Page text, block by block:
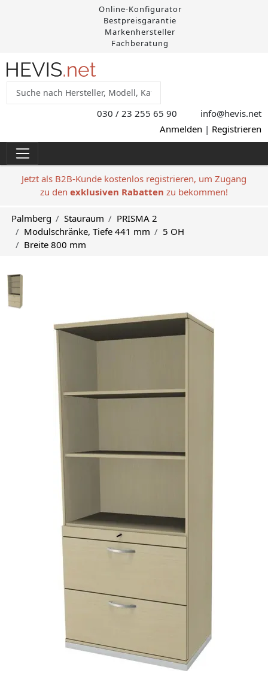
Online-Konfigurator
Bestpreisgarantie
Markenhersteller
Fachberatung
030 / 23 255 65 90 info@hevis.net
Anmelden | Registrieren
Jetzt als B2B-Kunde kostenlos registrieren, um Zugang
zu den exklusiven Rabatten zu bekommen!
Palmberg Stauraum
PRISMA 2
Modulschränke, Tiefe 441 mm
5 OH
Breite 800 mm